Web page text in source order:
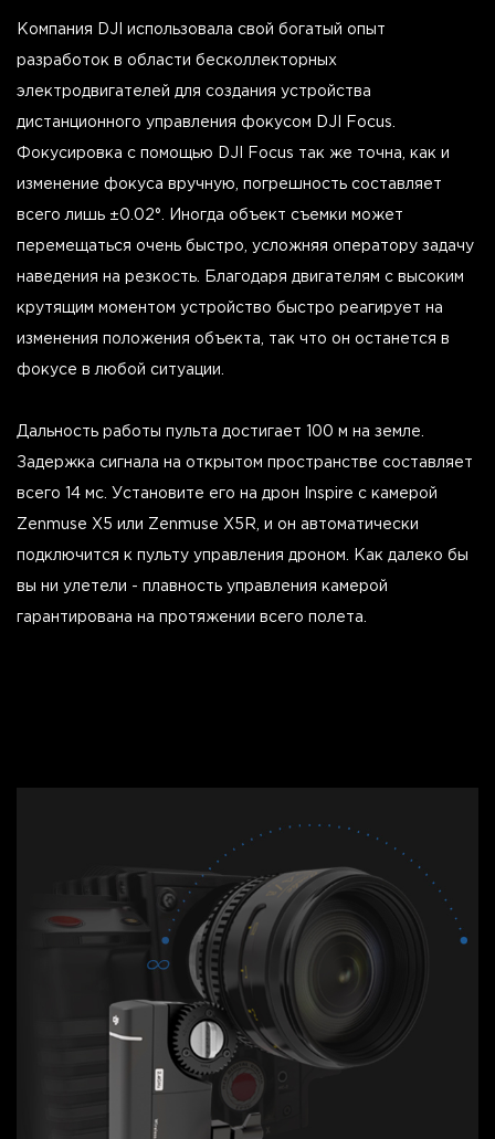
Компания DJI использовала свой богатый опыт
разработок в области бесколлекторных
электродвигателей для создания устройства
дистанционного управления фокусом DJI Focus.
Фокусировка с помощью DJI Focus так же точна, как и
изменение фокуса вручную, погрешность составляет
всего лишь ±0.02°. Иногда объект съемки может
перемещаться очень быстро, усложняя оператору задачу
наведения на резкость. Благодаря двигателям с высоким
крутящим моментом устройство быстро реагирует на
изменения положения объекта, так что он останется в
фокусе в любой ситуации.
Дальность работы пульта достигает 100 м на земле.
Задержка сигнала на открытом пространстве составляет
всего 14 мс. Установите его на дрон Inspire с камерой
Zenmuse X5 или Zenmuse X5R, и он автоматически
подключится к пульту управления дроном. Как далеко бы
вы ни улетели - плавность управления камерой
гарантирована на протяжении всего полета.